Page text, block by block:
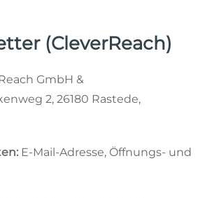
(CleverReach)
GmbH &
2, 26180 Rastede,
E-Mail-Adresse, Öffnungs- und